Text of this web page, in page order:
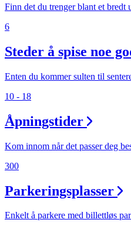
Finn det du trenger blant et bredt
6
Steder å spise noe
Enten du kommer sulten til
10 - 18
Åpningstider
Kom innom når det passer deg
300
Parkeringsplasser
Enkelt å parkere med billettløs